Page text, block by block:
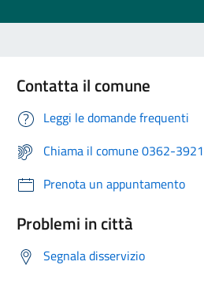
Contatta il comune
Leggi le domande frequenti
Chiama il comune 0362-3921
Prenota un appuntamento
Problemi in città
Segnala disservizio